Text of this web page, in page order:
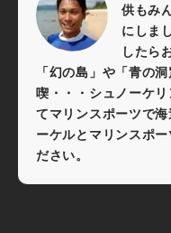
供もみ
にしま
したら
「幻の島」や「青の
喫・・・シュノーケ
てマリンスポーツで
ーケルとマリンスポ
ださい。